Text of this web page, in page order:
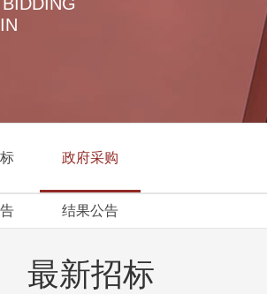
政府采购
结果公告
最新招标